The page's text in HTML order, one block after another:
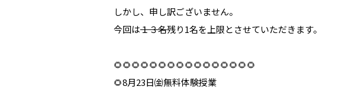
しかし、申し訳ございません。
今回は１３名残り1名を上限とさせていただきます。
🌻🌻🌻🌻🌻🌻🌻🌻🌻🌻🌻🌻🌻🌻🌻🌻
🌻8月23日㈮無料体験授業